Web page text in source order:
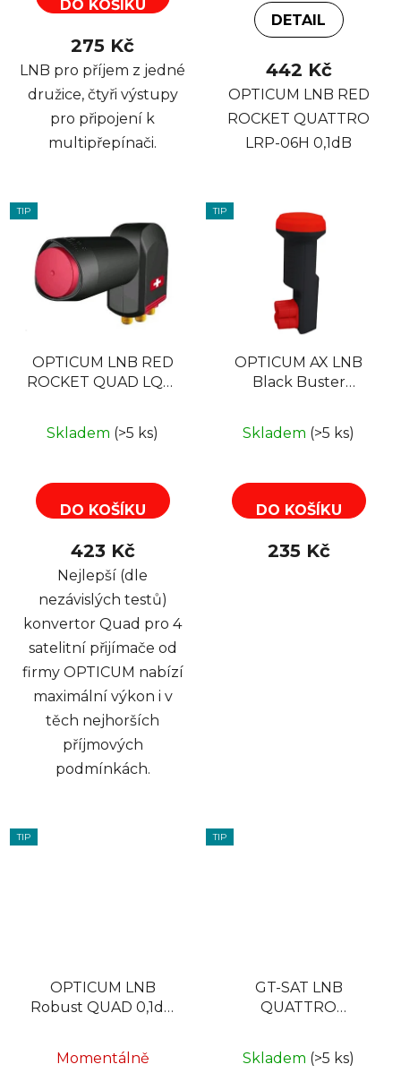
DO KOŠÍKU
275 Kč
LNB pro příjem z jedné
družice, čtyři výstupy
pro připojení k
multipřepínači.
DETAIL
442 Kč
OPTICUM LNB RED
ROCKET QUATTRO
LRP-06H 0,1dB
TIP
OPTICUM LNB RED
ROCKET QUAD LQP-
Skladem (>5 ks)
DO KOŠÍKU
423 Kč
Nejlepší (dle
nezávislých testů)
konvertor Quad pro 4
satelitní přijímače od
firmy OPTICUM nabízí
maximální výkon i v
těch nejhorších
příjmových
podmínkách.
TIP
OPTICUM AX LNB
Black Buster
Skladem (>5 ks)
DO KOŠÍKU
235 Kč
TIP
OPTICUM LNB
Robust QUAD 0,1dB
Momentálně
TIP
GT-SAT LNB
QUATTRO
Skladem (>5 ks)